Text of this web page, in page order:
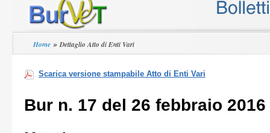
Home »Dettaglio Atto di Enti Vari
Scarica versione stampabile Atto di Enti Vari
Bur n. 17 del 26 febbraio 2016